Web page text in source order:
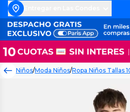
Niños/Moda Niños/Ropa Niños Tallas